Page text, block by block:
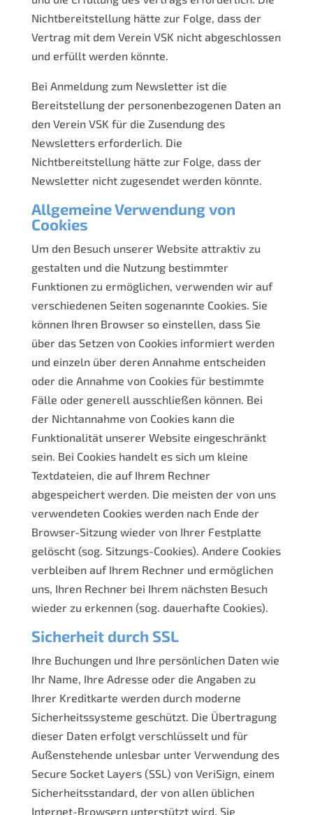
Nichtbereitstellung hätte zur Folge, dass der
Vertrag mit dem Verein VSK nicht abgeschlossen
und erfüllt werden könnte.
Bei Anmeldung zum Newsletter ist die
Bereitstellung der personenbezogenen Daten an
den Verein VSK für die Zusendung des
Newsletters erforderlich. Die
Nichtbereitstellung hätte zur Folge, dass der
Newsletter nicht zugesendet werden könnte.
Allgemeine Verwendung von
Cookies
Um den Besuch unserer Website attraktiv zu
gestalten und die Nutzung bestimmter
Funktionen zu ermöglichen, verwenden wir auf
verschiedenen Seiten sogenannte Cookies. Sie
können Ihren Browser so einstellen, dass Sie
über das Setzen von Cookies informiert werden
und einzeln über deren Annahme entscheiden
oder die Annahme von Cookies für bestimmte
Fälle oder generell ausschließen können. Bei
der Nichtannahme von Cookies kann die
Funktionalität unserer Website eingeschränkt
sein. Bei Cookies handelt es sich um kleine
Textdateien, die auf Ihrem Rechner
abgespeichert werden. Die meisten der von uns
verwendeten Cookies werden nach Ende der
Browser-Sitzung wieder von Ihrer Festplatte
gelöscht (sog. Sitzungs-Cookies). Andere Cookies
verbleiben auf Ihrem Rechner und ermöglichen
uns, Ihren Rechner bei Ihrem nächsten Besuch
wieder zu erkennen (sog. dauerhafte Cookies).
Sicherheit durch SSL
Ihre Buchungen und Ihre persönlichen Daten wie
Ihr Name, Ihre Adresse oder die Angaben zu
Ihrer Kreditkarte werden durch moderne
Sicherheitssysteme geschützt. Die Übertragung
dieser Daten erfolgt verschlüsselt und für
Außenstehende unlesbar unter Verwendung des
Secure Socket Layers (SSL) von VeriSign, einem
Sicherheitsstandard, der von allen üblichen
Internet-Browsern unterstützt wird. Sie